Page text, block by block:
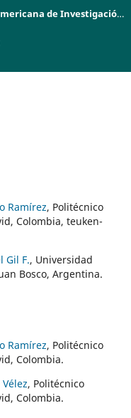
Teuken Bidikay - Revista Latinoamericana de Investigación en Organizaciones, Ambiente y Sociedad
Ramírez, Politécnico
Colombia, teuken-
Gil F., Universidad
Bosco, Argentina.
Ramírez, Politécnico
Colombia.
, Politécnico
Colombia.